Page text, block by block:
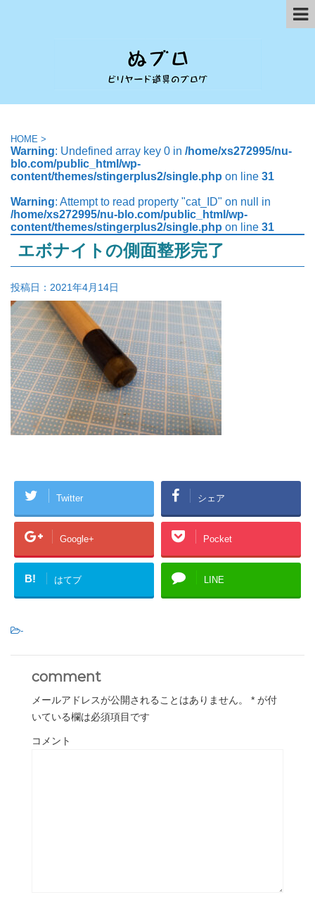
HOME >
Warning: Undefined array key 0 in /home/xs272995/nu-
blo.com/public_html/wp-
content/themes/stingerplus2/single.php on line 31
Warning: Attempt to read property "cat_ID" on null in
/home/xs272995/nu-blo.com/public_html/wp-
content/themes/stingerplus2/single.php on line 31
エボナイトの側面整形完了
投稿日： 2021年4月14日
Twitter シェア
Google+ Pocket
B! はてブ LINE
-
comment
メールアドレスが公開されることはありません。 * が付
いている欄は必須項目です
コメント